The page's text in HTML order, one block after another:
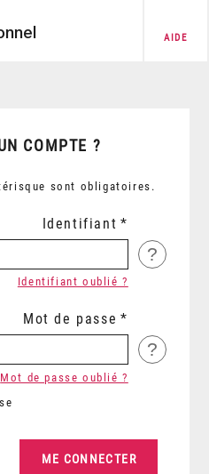
AIDE
COMPTE ?
sont obligatoires.
Identifiant
?
Identifiant oublié ?
Mot de passe
?
Mot de passe oublié ?